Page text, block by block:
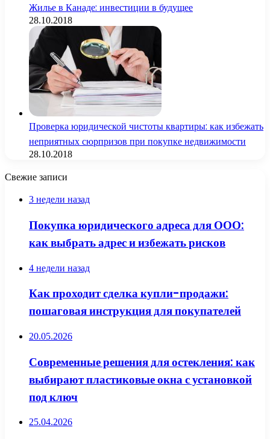
Жилье в Канаде: инвестиции в будущее
28.10.2018
Проверка юридической чистоты квартиры: как избежать
неприятных сюрпризов при покупке недвижимости
28.10.2018
Свежие записи
3 недели назад
Покупка юридического адреса для ООО:
как выбрать адрес и избежать рисков
4 недели назад
Как проходит сделка купли-продажи:
пошаговая инструкция для покупателей
20.05.2026
Современные решения для остекления: как
выбирают пластиковые окна с установкой
под ключ
25.04.2026